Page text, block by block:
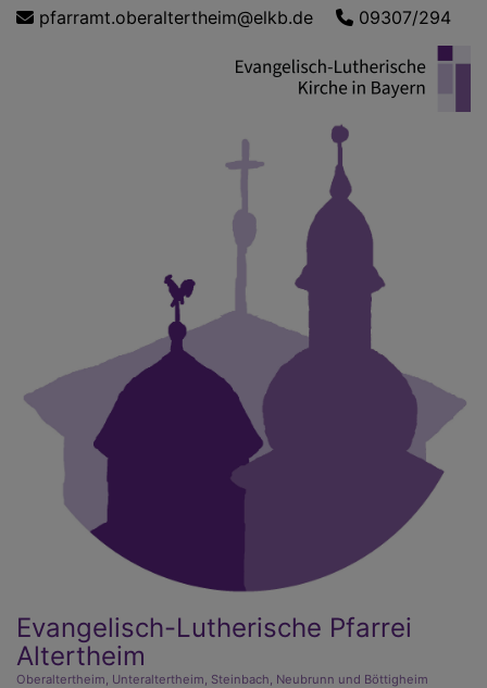
Direktpfarramt.oberaltertheim@elkb.de 09307/294
Evangelisch-Lutherische Pfarrei
Altertheim
Oberaltertheim, Unteraltertheim, Steinbach, Neubrunn und Böttigheim